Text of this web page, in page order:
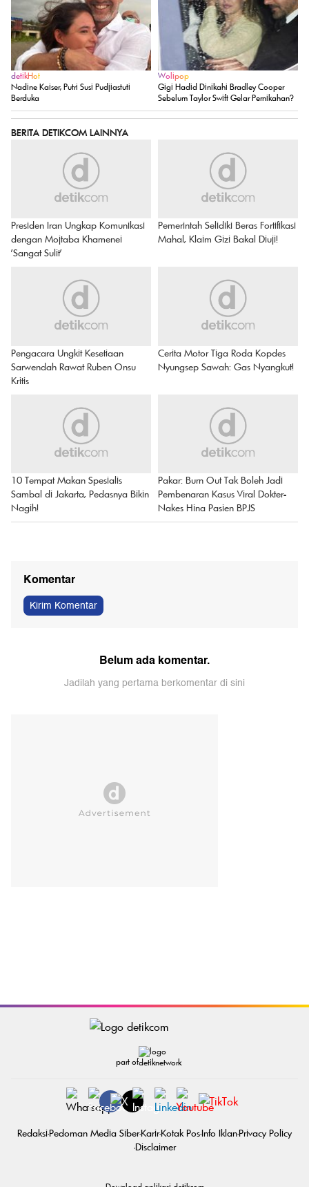
detikHot
Nadine Kaiser, Putri Susi Pudjiastuti
Berduka
Wolipop
Gigi Hadid Dinikahi Bradley Cooper
Sebelum Taylor Swift Gelar Pernikahan?
BERITA DETIKCOM LAINNYA
Presiden Iran Ungkap Komunikasi
dengan Mojtaba Khamenei
'Sangat Sulit'
Pemerintah Selidiki Beras Fortifikasi
Mahal, Klaim Gizi Bakal Diuji!
Pengacara Ungkit Kesetiaan
Sarwendah Rawat Ruben Onsu
Kritis
Cerita Motor Tiga Roda Kopdes
Nyungsep Sawah: Gas Nyangkut!
10 Tempat Makan Spesialis
Sambal di Jakarta, Pedasnya Bikin
Nagih!
Pakar: Burn Out Tak Boleh Jadi
Pembenaran Kasus Viral Dokter-
Nakes Hina Pasien BPJS
Komentar
Kirim Komentar
Belum ada komentar.
Jadilah yang pertama berkomentar di sini
part of
RedaksiPedoman Media SiberKarirKotak PosInfo IklanPrivacy Policy
Disclaimer